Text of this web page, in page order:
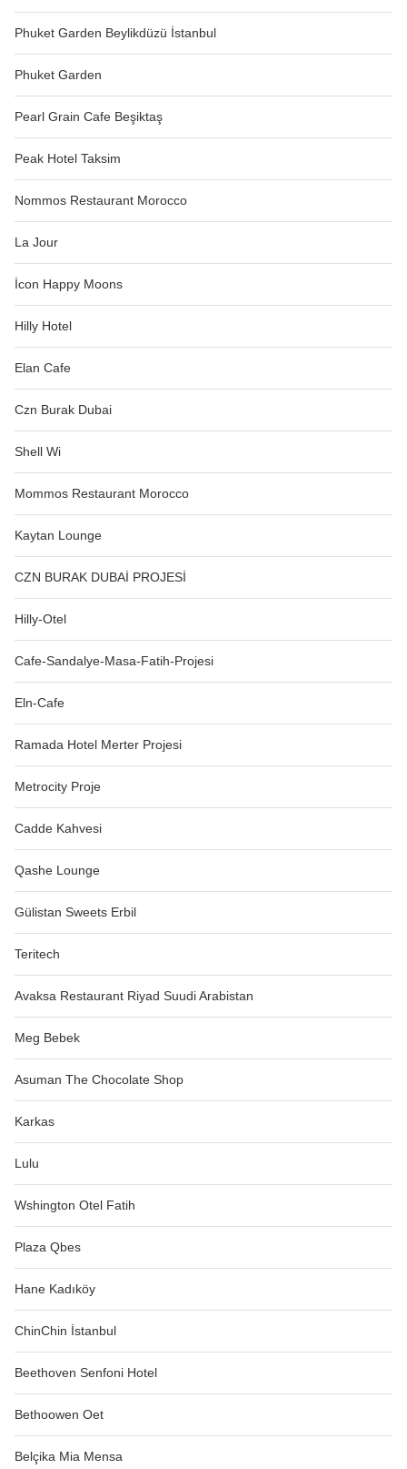
Phuket Garden Beylikdüzü İstanbul
Phuket Garden
Pearl Grain Cafe Beşiktaş
Peak Hotel Taksim
Nommos Restaurant Morocco
La Jour
İcon Happy Moons
Hilly Hotel
Elan Cafe
Czn Burak Dubai
Shell Wi
Mommos Restaurant Morocco
Kaytan Lounge
CZN BURAK DUBAİ PROJESİ
Hilly-Otel
Cafe-Sandalye-Masa-Fatih-Projesi
Eln-Cafe
Ramada Hotel Merter Projesi
Metrocity Proje
Cadde Kahvesi
Qashe Lounge
Gülistan Sweets Erbil
Teritech
Avaksa Restaurant Riyad Suudi Arabistan
Meg Bebek
Asuman The Chocolate Shop
Karkas
Lulu
Wshington Otel Fatih
Plaza Qbes
Hane Kadıköy
ChinChin İstanbul
Beethoven Senfoni Hotel
Bethoowen Oet
Belçika Mia Mensa